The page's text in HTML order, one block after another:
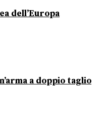
dell’Europa
a doppio taglio